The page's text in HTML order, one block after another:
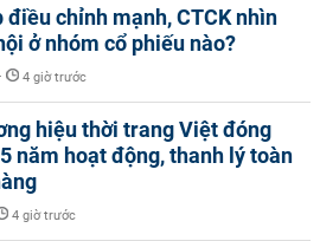
điều chỉnh mạnh, CTCK nhìn
ở nhóm cổ phiếu nào?
4 giờ trước
hiệu thời trang Việt đóng
năm hoạt động, thanh lý toàn
4 giờ trước